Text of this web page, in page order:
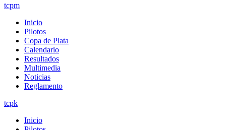
tcpm
Inicio
Pilotos
Copa de Plata
Calendario
Resultados
Multimedia
Noticias
Reglamento
tcpk
Inicio